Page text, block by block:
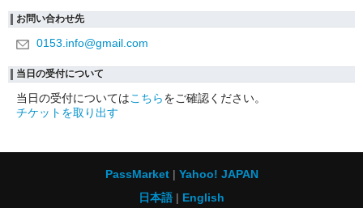
お問い合わせ先
0153.info@gmail.com
当日の受付について
当日の受付についてはこちらをご確認ください。
チケットを取り出す
PassMarket
Yahoo! JAPAN
日本語
English